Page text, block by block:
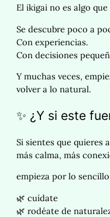
El ikigai no es algo
Se descubre poco a
Con experiencias.
Con decisiones
Y muchas veces,
volver a lo natural.
✨ ¿Y si este
Si sientes que quieres
más calma, más
empieza por lo
🌿 cuídate
🌿 rodéate de